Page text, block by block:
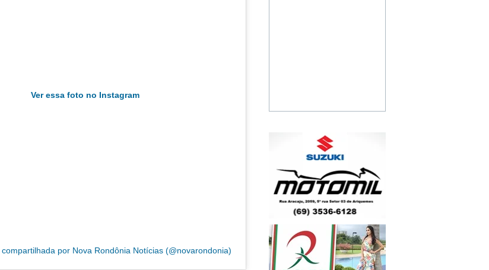
Ver essa foto no Instagram
por Nova Rondônia Notícias (@novarondonia)